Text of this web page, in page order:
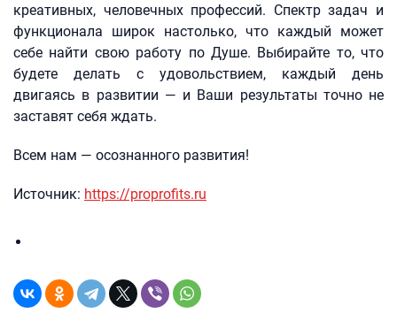
креативных, человечных профессий. Спектр задач и
функционала широк настолько, что каждый может
себе найти свою работу по Душе. Выбирайте то, что
будете делать с удовольствием, каждый день
двигаясь в развитии — и Ваши результаты точно не
заставят себя ждать.
Всем нам — осознанного развития!
Источник: https://proprofits.ru